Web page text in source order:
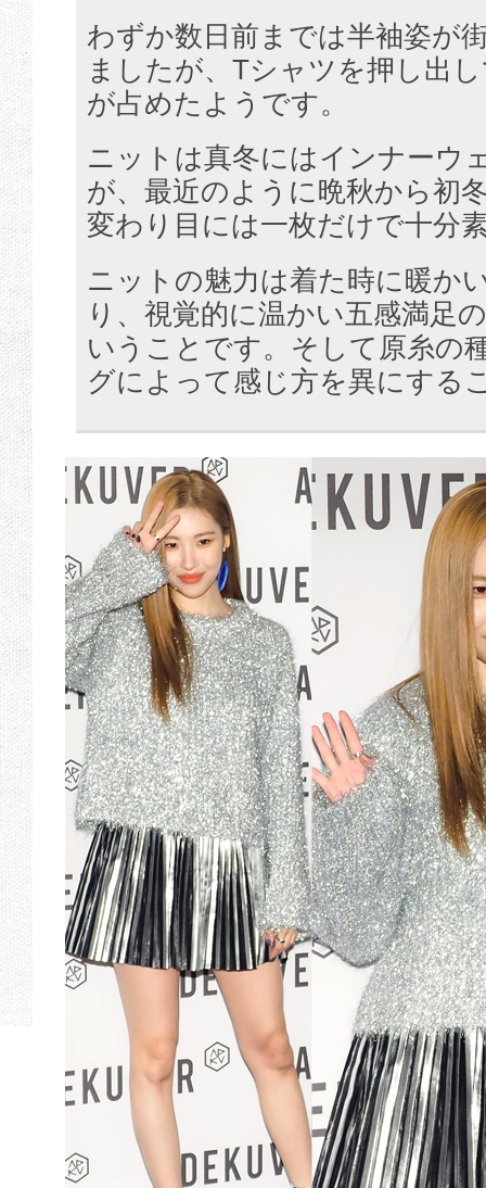
わずか数日前までは半袖姿が
ましたが、Tシャツを押し出
が占めたようです。
ニットは真冬にはインナーウ
が、最近のように晩秋から初
変わり目には一枚だけで十分
ニットの魅力は着た時に暖か
り、視覚的に温かい五感満足
いうことです。そして原糸の
グによって感じ方を異にする